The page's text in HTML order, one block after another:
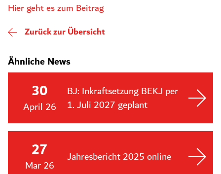
Hier geht es zum Beitrag
Zurück zur Übersicht
Ähnliche News
30
April 26
BJ: Inkraftsetzung BEKJ per
1. Juli 2027 geplant
27
Mar 26
Jahresbericht 2025 online